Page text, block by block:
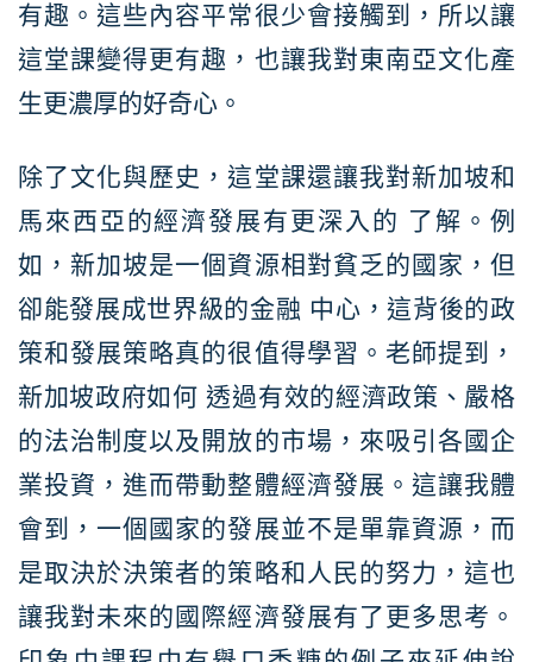
有趣。這些內容平常很少會接觸到，所以讓
這堂課變得更有趣，也讓我對東南亞文化產
生更濃厚的好奇心。
除了文化與歷史，這堂課還讓我對新加坡和
馬來西亞的經濟發展有更深入的 了解。例
如，新加坡是一個資源相對貧乏的國家，但
卻能發展成世界級的金融 中心，這背後的政
策和發展策略真的很值得學習。老師提到，
新加坡政府如何 透過有效的經濟政策、嚴格
的法治制度以及開放的市場，來吸引各國企
業投資，進而帶動整體經濟發展。這讓我體
會到，一個國家的發展並不是單靠資源，而
是取決於決策者的策略和人民的努力，這也
讓我對未來的國際經濟發展有了更多思考。